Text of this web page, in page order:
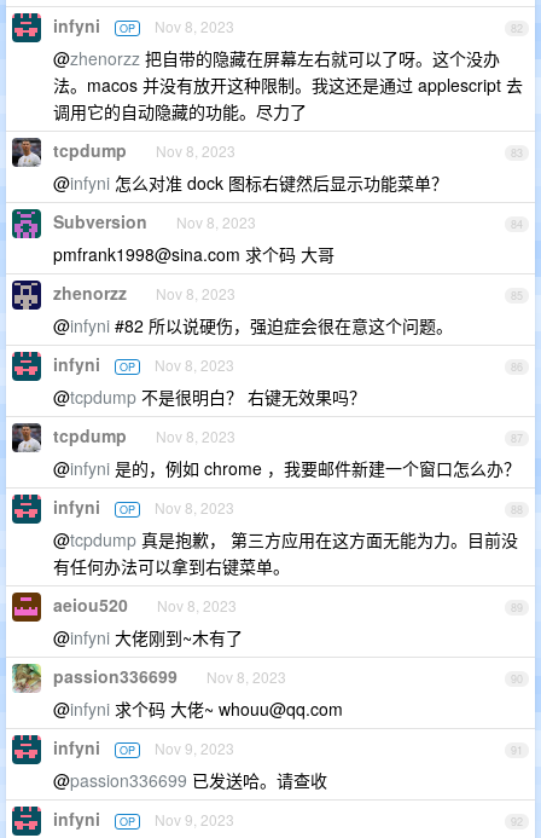
82
infyni OP Nov 8, 2023
@zhenorzz 把自带的隐藏在屏幕左右就可以了呀。这个没办
法。macos 并没有放开这种限制。我这还是通过 applescript 去
调用它的自动隐藏的功能。尽力了
83
tcpdump Nov 8, 2023
@infyni 怎么对准 dock 图标右键然后显示功能菜单？
84
Subversion Nov 8, 2023
pmfrank1998@sina.com 求个码 大哥
85
zhenorzz Nov 8, 2023
@infyni #82 所以说硬伤，强迫症会很在意这个问题。
86
infyni OP Nov 8, 2023
@tcpdump 不是很明白？ 右键无效果吗？
87
tcpdump Nov 8, 2023
@infyni 是的，例如 chrome ，我要邮件新建一个窗口怎么办？
88
infyni OP Nov 8, 2023
@tcpdump 真是抱歉， 第三方应用在这方面无能为力。目前没
有任何办法可以拿到右键菜单。
89
aeiou520 Nov 8, 2023
@infyni 大佬刚到~木有了
90
passion336699 Nov 8, 2023
@infyni 求个码 大佬~ whouu@qq.com
91
infyni OP Nov 9, 2023
@passion336699 已发送哈。请查收
92
infyni OP Nov 9, 2023